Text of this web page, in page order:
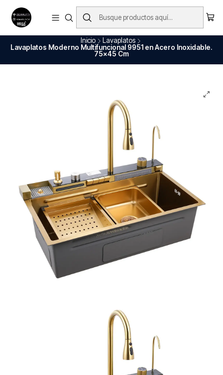
Envío Gratis en nuestros productos (Aplica para ciudades principales)
Ver Todo
Inicio
Lavaplatos
Lavaplatos Moderno Multifuncional 9951 en Acero Inoxidable.
75x45 Cm